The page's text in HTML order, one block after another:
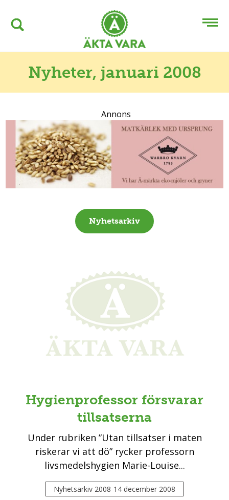
Nyheter, januari 2008
Annons
Nyhetsarkiv
Hygienprofessor försvarar
tillsatserna
Under rubriken ”Utan tillsatser i maten
riskerar vi att dö” rycker professorn
livsmedelshygien Marie-Louise...
Nyhetsarkiv 2008 14 december 2008